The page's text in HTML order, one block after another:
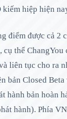
kiếm hiệp hiện
điểm được cả 2
cụ thể
liên tục cho ra
bản Closed
hành bản hoàn
hành). Phía